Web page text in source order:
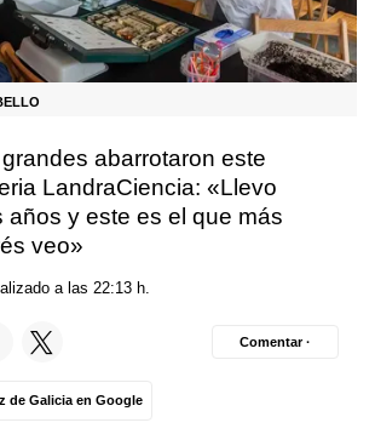
abarrotaron este
LandraCiencia: «Llevo
años y este es el que más
veo»
a las 22:13 h.
de Galicia en Google
Comentar ·